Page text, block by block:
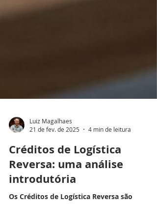
Luiz Magalhaes
21 de fev. de 2025
4 min de leitura
Créditos de Logística